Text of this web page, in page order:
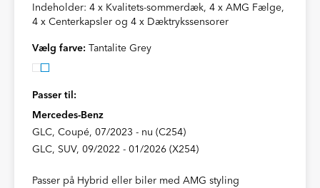
Indeholder: 4 x Kvalitets-sommerdæk, 4 x AMG Fælge,
4 x Centerkapsler og 4 x Dæktrykssensorer
Vælg farve: Tantalite Grey
Passer til:
Mercedes-Benz
GLC, Coupé, 07/2023 - nu (C254)
GLC, SUV, 09/2022 - 01/2026 (X254)
Passer på Hybrid eller biler med AMG styling